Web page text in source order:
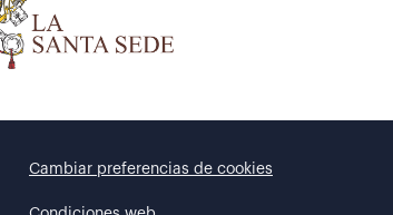
Cambiar preferencias de cookies